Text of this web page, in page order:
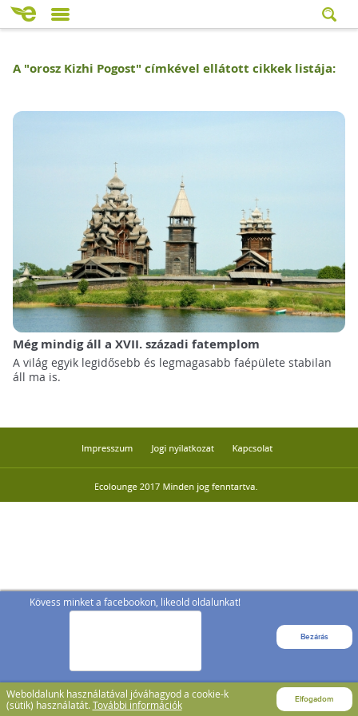
Kövess minket a facebookon, likeold oldalunkat!
Bezárás
Weboldalunk használatával jóváhagyod a cookie-k
(sütik) használatát. További információk Elfogadom
A "orosz Kizhi Pogost" címkével ellátott cikkek listája:
Még mindig áll a XVII. századi fatemplom
A világ egyik legidősebb és legmagasabb faépülete stabilan
áll ma is.